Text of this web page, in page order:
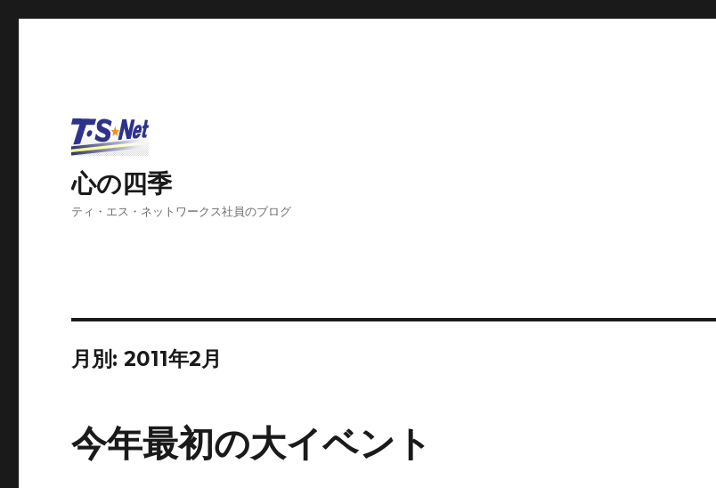
心の四季
ティ・エス・ネットワークス社員のブログ
月別: 2011年2月
今年最初の大イベント